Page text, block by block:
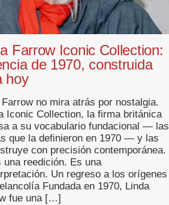
Farrow Iconic Collection:
de 1970, construida
hoy
Farrow no mira atrás por nostalgia.
Iconic Collection, la firma británica
a su vocabulario fundacional — las
que la definieron en 1970 — y las
con precisión contemporánea.
una reedición. Es una
Un regreso a los orígenes
Fundada en 1970, Linda
fue una […]